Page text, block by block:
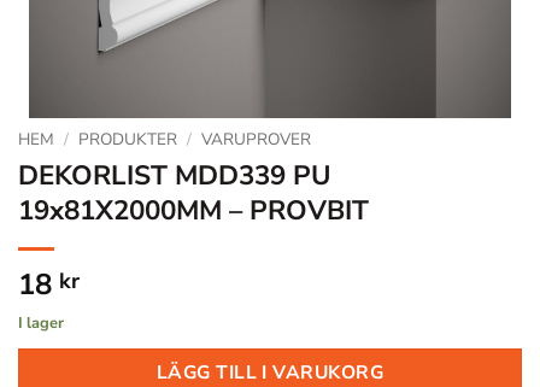
HEM / PRODUKTER / VARUPROVER
DEKORLIST MDD339 PU
19x81X2000MM – PROVBIT
18 kr
I lager
LÄGG TILL I VARUKORG